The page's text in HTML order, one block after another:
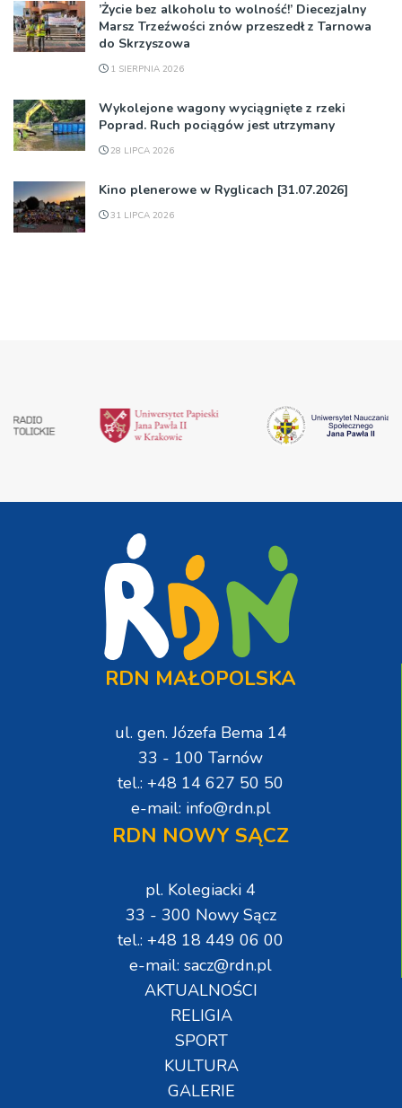
’Życie bez alkoholu to wolność!’ Diecezjalny
Marsz Trzeźwości znów przeszedł z Tarnowa
do Skrzyszowa
1 SIERPNIA 2026
Wykolejone wagony wyciągnięte z rzeki
Poprad. Ruch pociągów jest utrzymany
28 LIPCA 2026
Kino plenerowe w Ryglicach [31.07.2026]
31 LIPCA 2026
RDN MAŁOPOLSKA
ul. gen. Józefa Bema 14
33 - 100 Tarnów
tel.: +48 14 627 50 50
e-mail: info@rdn.pl
RDN NOWY SĄCZ
pl. Kolegiacki 4
33 - 300 Nowy Sącz
tel.: +48 18 449 06 00
e-mail: sacz@rdn.pl
AKTUALNOŚCI
RELIGIA
SPORT
KULTURA
GALERIE